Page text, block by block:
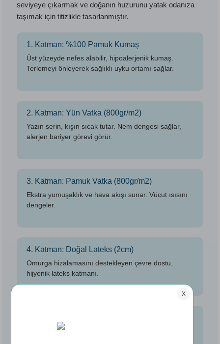
seviyeye çıkarmak ve doğanın huzurunu yatak odanıza
taşımak için titizlikle tasarlanmıştır.
1. Katman: %100 Pamuk Kumaş
Üst yüzeyde nefes alabilir, hipoalerjenik kumaş.
Terlemeyi önleyerek sağlıklı uyku ortamı sağlar.
2. Katman: Yün Vatka (800gr/m2)
Yazın serin, kışın sıcak tutar. Nem dengesi sağlar,
alerjen bariyer görevi görür.
3. Katman: Pamuk Vatka (800gr/m2)
Ekstra yumuşaklık ve hava akışı sunar. Vücut ısısını
dengeler.
4. Katman: Doğal Lateks (2cm)
Omurga hizalamasını destekleyen çevre dostu,
hijyenik lateks katmanı.
Bağımsız hareket eden yaylar kişisel destek sunar,